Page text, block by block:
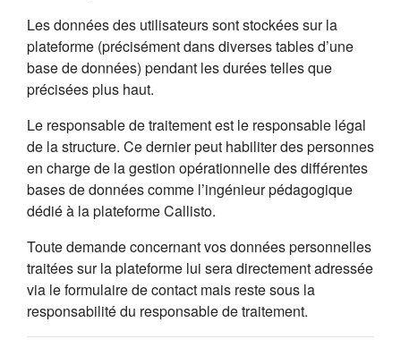
Les données des utilisateurs sont stockées sur la
plateforme (précisément dans diverses tables d’une
base de données) pendant les durées telles que
précisées plus haut.
Le responsable de traitement est le responsable légal
de la structure. Ce dernier peut habiliter des personnes
en charge de la gestion opérationnelle des différentes
bases de données comme l’ingénieur pédagogique
dédié à la plateforme Callisto.
Toute demande concernant vos données personnelles
traitées sur la plateforme lui sera directement adressée
via le formulaire de contact mais reste sous la
responsabilité du responsable de traitement.